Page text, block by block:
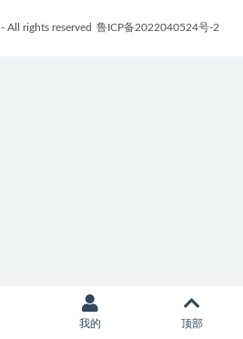
- All rights reserved 鲁ICP备2022040524号-2
我的 顶部